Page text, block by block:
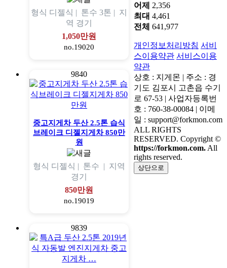
형식 디젤식 | 톤수 3톤 | 지
역 경기
1,050만원
no.19020
9840
중고지게차 두산 2.5톤 습식
브레이크 디젤지게차 850만
원
형식 디젤식 | 톤수 | 지역
경기
850만원
no.19019
9839
어제
2,356
최대 4,461
전체 641,977
개인정보처리방침 서비
스이용약관 서비스이용
약관
상호 : 지게몬 | 주소 : 경
기도 김포시 고촌읍 수기
로 67-53 | 사업자등록번
호 : 760-38-00084 | 이메
일 : support@forkmon.com
ALL RIGHTS
RESERVED. Copyright ©
https://forkmon.com. All
rights reserved.
상단으로